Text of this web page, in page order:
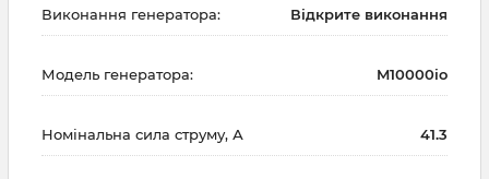
Виконання генератора: Відкрите виконання
Модель генератора: M10000io
Номінальна сила струму, А 41.3